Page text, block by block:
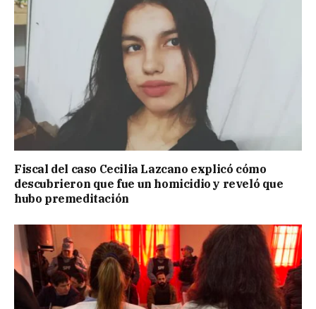
Fiscal del caso Cecilia Lazcano explicó cómo
descubrieron que fue un homicidio y reveló que
hubo premeditación